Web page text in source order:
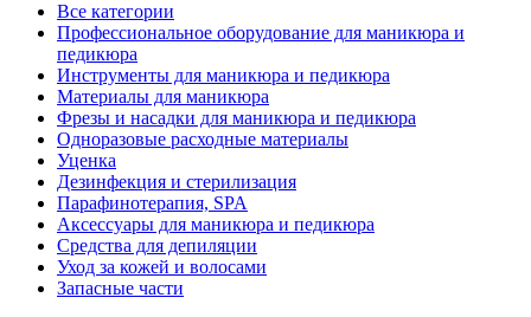
Все категории
Профессиональное оборудование для маникюра и
педикюра
Инструменты для маникюра и педикюра
Материалы для маникюра
Фрезы и насадки для маникюра и педикюра
Одноразовые расходные материалы
Уценка
Дезинфекция и стерилизация
Парафинотерапия, SPA
Аксессуары для маникюра и педикюра
Средства для депиляции
Уход за кожей и волосами
Запасные части